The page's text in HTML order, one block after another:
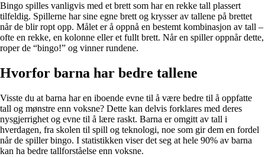
Bingo spilles vanligvis med et brett som har en rekke tall plassert
tilfeldig. Spillerne har sine egne brett og krysser av tallene på brettet
når de blir ropt opp. Målet er å oppnå en bestemt kombinasjon av tall –
ofte en rekke, en kolonne eller et fullt brett. Når en spiller oppnår dette,
roper de “bingo!” og vinner rundene.
Hvorfor barna har bedre tallene
Visste du at barna har en iboende evne til å være bedre til å oppfatte
tall og mønstre enn voksne? Dette kan delvis forklares med deres
nysgjerrighet og evne til å lære raskt. Barna er omgitt av tall i
hverdagen, fra skolen til spill og teknologi, noe som gir dem en fordel
når de spiller bingo. I statistikken viser det seg at hele 90% av barna
kan ha bedre tallforståelse enn voksne.